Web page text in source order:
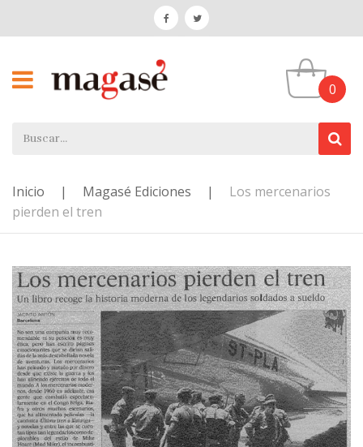
0
Inicio | Magasé Ediciones |
Los mercenarios
pierden el tren